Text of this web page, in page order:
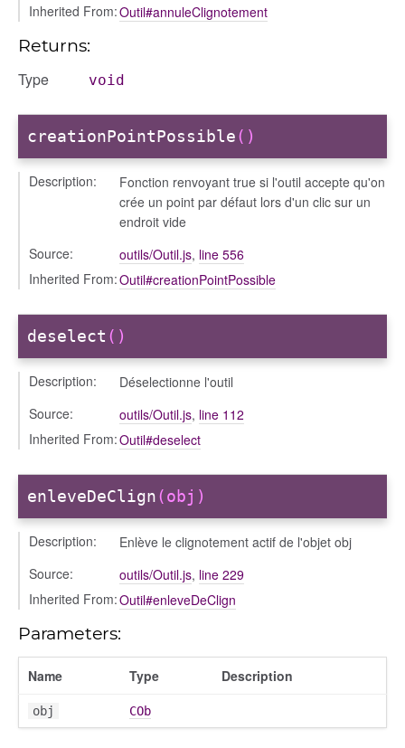
Inherited From:Outil#annuleClignotement
Returns:
Type void
creationPointPossible()
Description:
Fonction renvoyant true si l'outil accepte qu'on
crée un point par défaut lors d'un clic sur un
endroit vide
Source:
outils/Outil.js, line 556
Inherited From:Outil#creationPointPossible
deselect ()
Description:
Déselectionne l'outil
Source:
outils/Outil.js, line 112
Inherited From:Outil#deselect
enleveDeClign(obj)
Description:
Enlève le clignotement actif de l'objet obj
Source:
outils/Outil.js, line 229
Inherited From:Outil#enleveDeClign
Parameters:
Name Type Description
obj COb